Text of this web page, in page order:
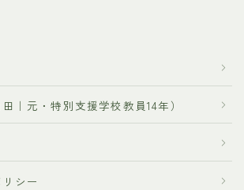
｜元・特別支援学校教員14年）
リシー